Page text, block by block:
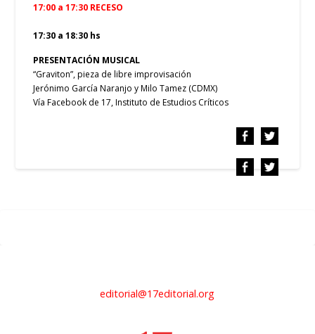
17:00 a 17:30 RECESO
17:30 a 18:30 hs
PRESENTACIÓN MUSICAL
“Graviton”, pieza de libre improvisación
Jerónimo García Naranjo y Milo Tamez (CDMX)
Vía Facebook de 17, Instituto de Estudios Críticos
editorial@17editorial.org